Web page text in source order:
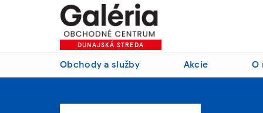
DUNAJSKÁ STREDA
Obchody a služby Akcie O